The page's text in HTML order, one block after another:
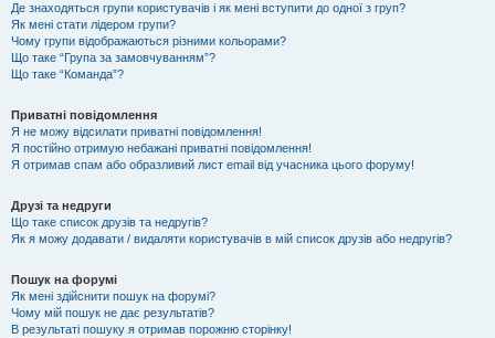
Де знаходяться групи користувачів і як мені вступити до одної з груп?
Як мені стати лідером групи?
Чому групи відображаються різними кольорами?
Що таке “Група за замовчуванням”?
Що таке “Команда”?
Приватні повідомлення
Я не можу відсилати приватні повідомлення!
Я постійно отримую небажані приватні повідомлення!
Я отримав спам або образливий лист email від учасника цього форуму!
Друзі та недруги
Що таке список друзів та недругів?
Як я можу додавати / видаляти користувачів в мій список друзів або недругів?
Пошук на форумі
Як мені здійснити пошук на форумі?
Чому мій пошук не дає результатів?
В результаті пошуку я отримав порожню сторінку!